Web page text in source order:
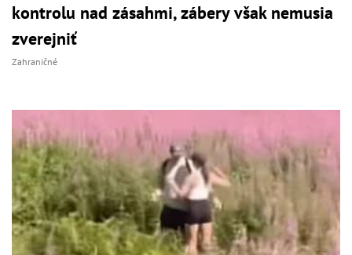
kontrolu nad zásahmi, zábery však nemusia
zverejniť
Zahraničné